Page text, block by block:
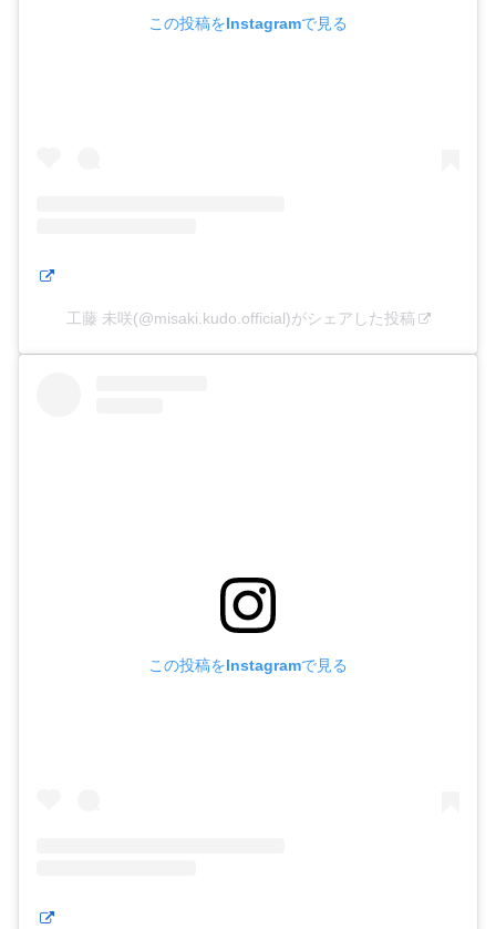
この投稿をInstagramで見る
工藤 未咲(@misaki.kudo.official)がシェアした投稿
この投稿をInstagramで見る